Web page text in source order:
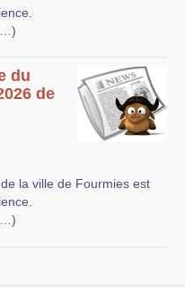
du
de
la ville de Fourmies est